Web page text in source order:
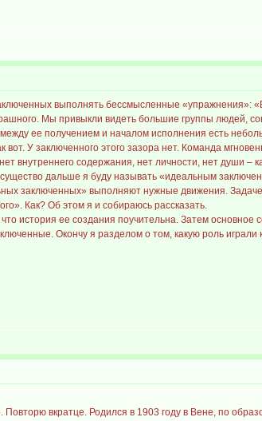
выполнять бессмысленные «упражнения»:
Мы привыкли видеть большие группы людей,
ее получением и началом исполнения есть
У заключенного этого зазора нет. Команда
внутреннего содержания, нет личности, нет души
дальше я буду называть «идеальным
заключенных» выполняют нужные движения.
Как? Об этом я и собираюсь рассказать.
история ее создания поучительна. Затем
Окончу я разделом о том, какую роль
вкратце. Родился в 1903 году в Вене, по